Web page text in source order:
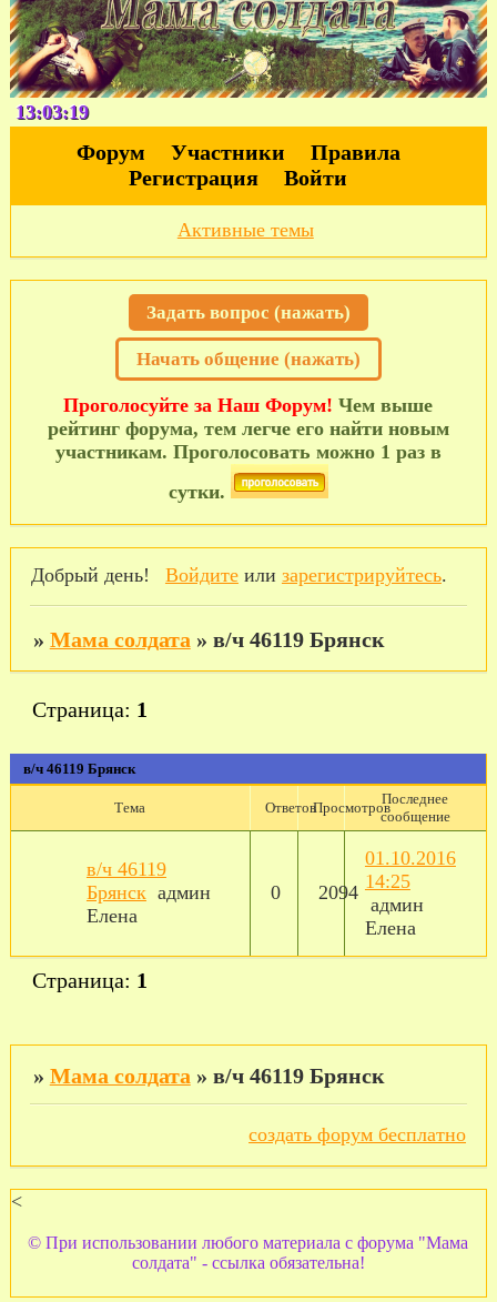
13:03:19
Форум Участники
Правила
Регистрация
Войти
Активные темы
Задать вопрос (нажать)
Начать общение (нажать)
Проголосуйте за Наш Форум! Чем выше
рейтинг форума, тем легче его найти новым
участникам. Проголосовать можно 1 раз в
сутки.
Добрый день! Войдитеили зарегистрируйтесь.
» Мама солдата » в/ч 46119 Брянск
в/ч 46119 Брянск
Страница: 1
Тема ОтветовПросмотров
Последнее
сообщение
в/ч 46119
Брянск админ
Елена
0 2094
01.10.2016
14:25
админ
Елена
Страница: 1
» Мама солдата » в/ч 46119 Брянск
создать форум бесплатно
<
© При использовании любого материала с форума "Мама
солдата" - ссылка обязательна!